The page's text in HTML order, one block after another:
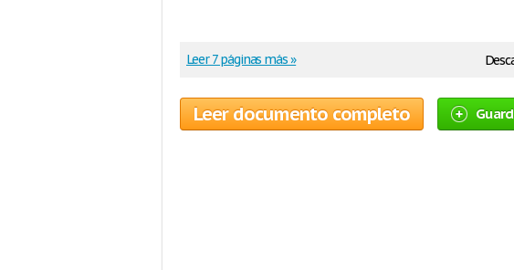
Leer 7 páginas más »
Leer documento completo